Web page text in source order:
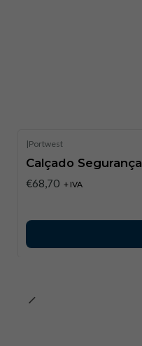
|Portwest
Calçado
€68,70 + IVA